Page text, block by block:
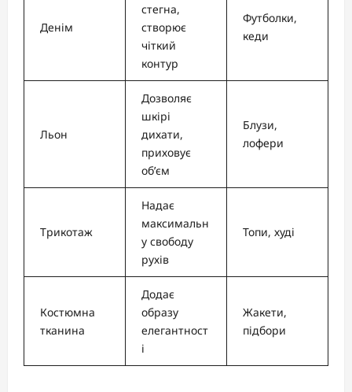
Денім
стегна,
створює
чіткий
контур
Футболки,
кеди
Льон
Дозволяє
шкірі
дихати,
приховує
об’єм
Блузи,
лофери
Трикотаж
Надає
максимальн
у свободу
рухів
Топи, худі
Костюмна
тканина
Додає
образу
елегантност
і
Жакети,
підбори